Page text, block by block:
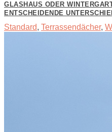
GLASHAUS ODER
ENTSCHEIDENDE
Standard, Terrassendächer,